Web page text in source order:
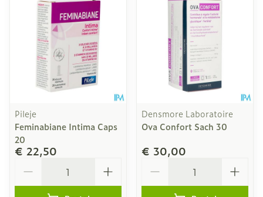
Pileje
Feminabiane Intima Caps
20
€ 22,50
Densmore Laboratoire
Ova Confort Sach 30
€ 30,00